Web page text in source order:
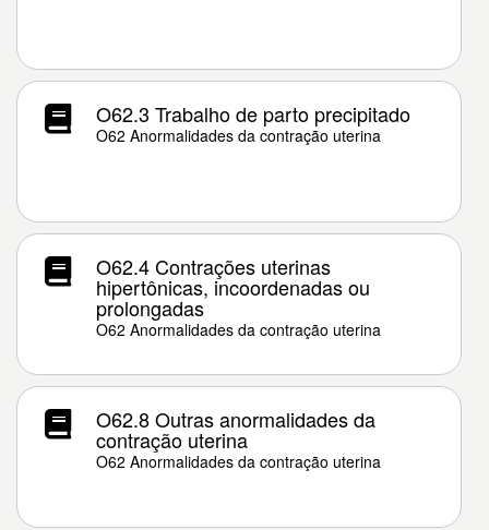
O62.3 Trabalho de parto precipitado
O62 Anormalidades da contração uterina
O62.4 Contrações uterinas
hipertônicas, incoordenadas ou
prolongadas
O62 Anormalidades da contração uterina
O62.8 Outras anormalidades da
contração uterina
O62 Anormalidades da contração uterina